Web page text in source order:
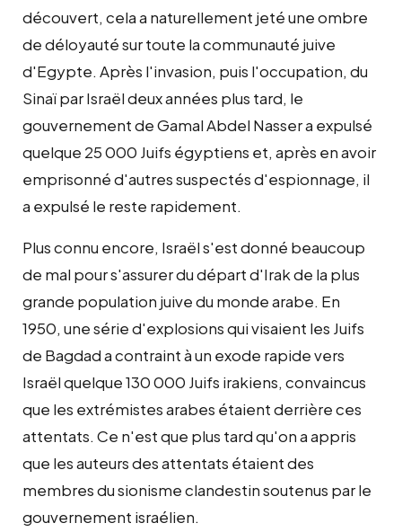
découvert, cela a naturellement jeté une ombre
de déloyauté sur toute la communauté juive
d'Egypte. Après l'invasion, puis l'occupation, du
Sinaï par Israël deux années plus tard, le
gouvernement de Gamal Abdel Nasser a expulsé
quelque 25 000 Juifs égyptiens et, après en avoir
emprisonné d'autres suspectés d'espionnage, il
a expulsé le reste rapidement.
Plus connu encore, Israël s'est donné beaucoup
de mal pour s'assurer du départ d'Irak de la plus
grande population juive du monde arabe. En
1950, une série d'explosions qui visaient les Juifs
de Bagdad a contraint à un exode rapide vers
Israël quelque 130 000 Juifs irakiens, convaincus
que les extrémistes arabes étaient derrière ces
attentats. Ce n'est que plus tard qu'on a appris
que les auteurs des attentats étaient des
membres du sionisme clandestin soutenus par le
gouvernement israélien.